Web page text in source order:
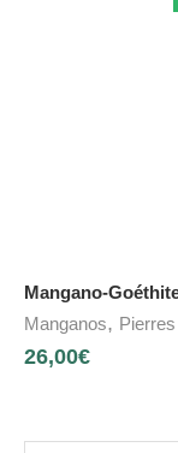
Mangano-
Manganos,
26,00€